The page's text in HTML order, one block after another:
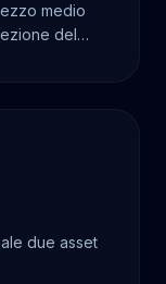
medio
del
due asset